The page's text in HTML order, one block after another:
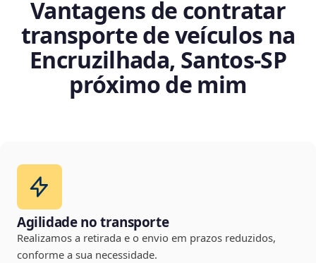
Vantagens de contratar
transporte de veículos na
Encruzilhada, Santos‑SP
próximo de mim
Agilidade no transporte
Realizamos a retirada e o envio em prazos reduzidos,
conforme a sua necessidade.